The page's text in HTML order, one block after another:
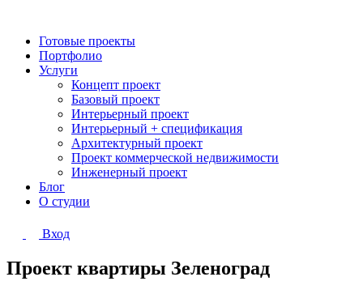
Готовые проекты
Портфолио
Услуги
Концепт проект
Базовый проект
Интерьерный проект
Интерьерный + спецификация
Архитектурный проект
Проект коммерческой недвижимости
Инженерный проект
Блог
О студии
Вход
Проект квартиры Зеленоград